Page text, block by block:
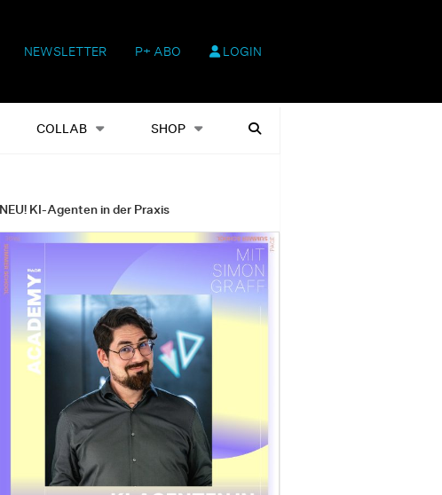
NEWSLETTER P+ ABO LOGIN
COLLAB SHOP
Shop Heftausgaben Suchen
NEU! KI-Agenten in der Praxis